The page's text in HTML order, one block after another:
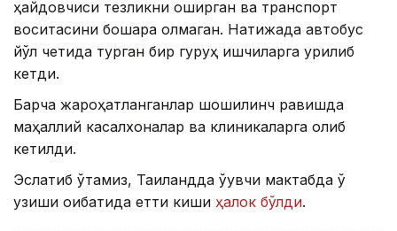
ҳайдовчиси тезликни оширган ва транспорт
воситасини бошқара олмаган. Натижада автобус
йўл четида турган бир гуруҳ ишчиларга урилиб
кетди.
Барча жароҳатланганлар шошилинч равишда
маҳаллий касалхоналар ва клиникаларга олиб
кетилди.
Эслатиб ўтамиз, Таиландда ўқувчи мактабда ўқ
узиши оқибатида етти киши ҳалок бўлди.